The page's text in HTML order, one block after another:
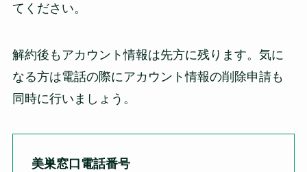
てください。
解約後もアカウント情報は先方に残ります。気に
なる方は電話の際にアカウント情報の削除申請も
同時に行いましょう。
美巣窓口電話番号